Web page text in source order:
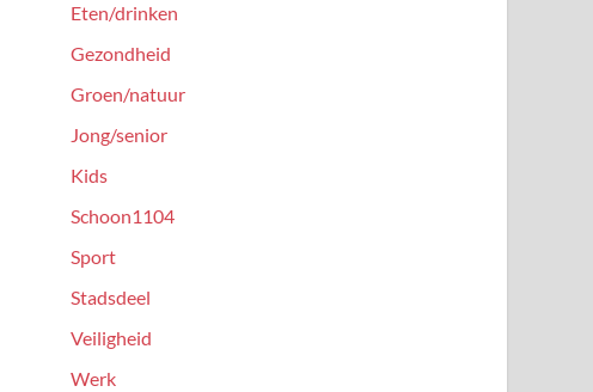
Eten/drinken
Gezondheid
Groen/natuur
Jong/senior
Kids
Schoon1104
Sport
Stadsdeel
Veiligheid
Werk